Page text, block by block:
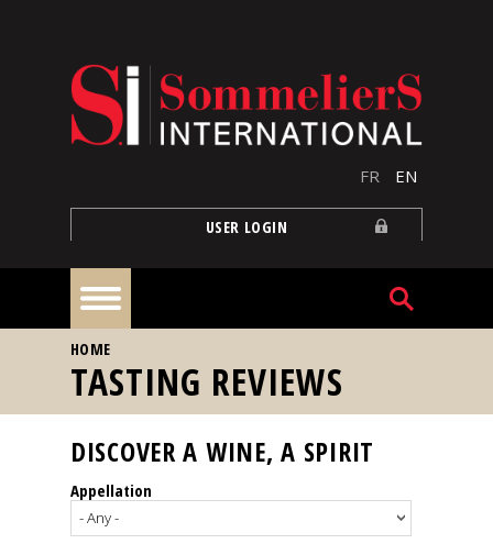
FR EN
USER LOGIN
Home
Our
events
YOU ARE HERE
HOME
TASTING REVIEWS
DISCOVER A WINE, A SPIRIT
Appellation